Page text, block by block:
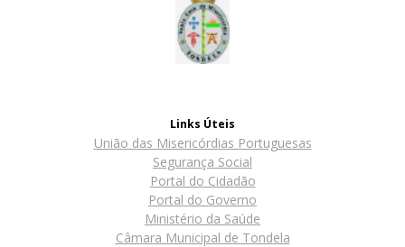
Links Úteis
União das Misericórdias Portuguesas
Segurança Social
Portal do Cidadão
Portal do Governo
Ministério da Saúde
Câmara Municipal de Tondela